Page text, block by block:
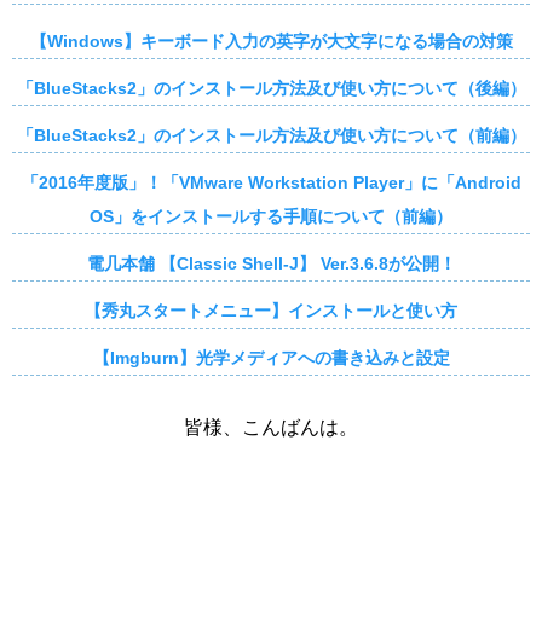
【Windows】キーボード入力の英字が大文字になる場合の対策
「BlueStacks2」のインストール方法及び使い方について（後編）
「BlueStacks2」のインストール方法及び使い方について（前編）
「2016年度版」！「VMware Workstation Player」に「Android
OS」をインストールする手順について（前編）
電几本舗 【Classic Shell-J】 Ver.3.6.8が公開！
【秀丸スタートメニュー】インストールと使い方
【Imgburn】光学メディアへの書き込みと設定
皆様、こんばんは。